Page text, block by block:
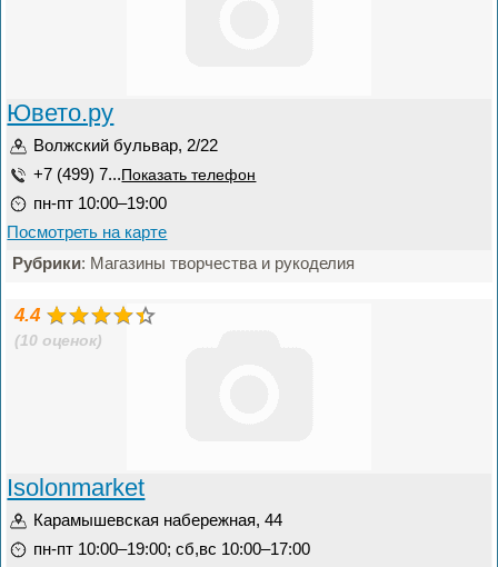
Ювето.ру
Волжский бульвар, 2/22
+7 (499) 7... Показать телефон
пн-пт 10:00–19:00
Посмотреть на карте
Рубрики: Магазины творчества и рукоделия
4.4
(10 оценок)
Isolonmarket
Карамышевская набережная, 44
пн-пт 10:00–19:00; сб,вс 10:00–17:00